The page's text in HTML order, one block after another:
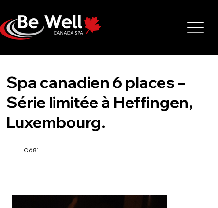
Spa canadien 6 places –
Série limitée à Heffingen,
Luxembourg.
O681